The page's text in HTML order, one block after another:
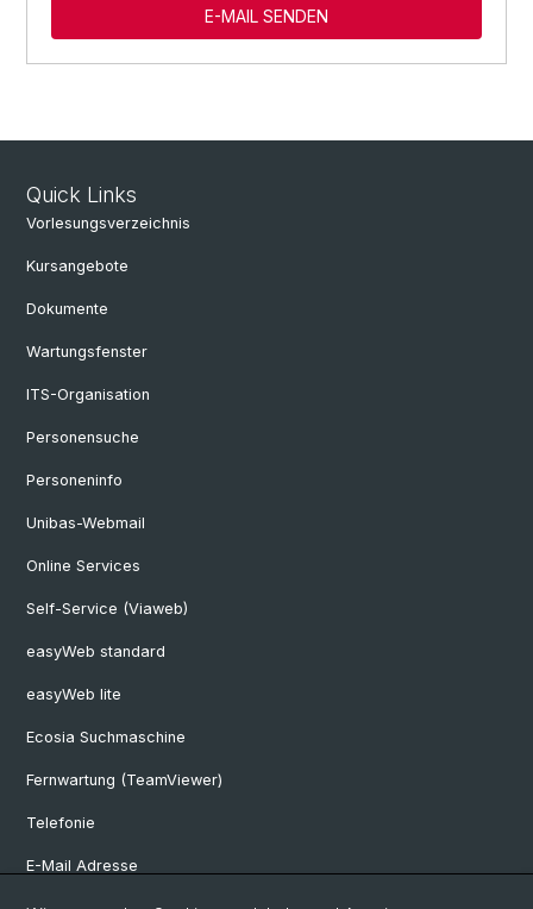
E-MAIL SENDEN
Quick Links
Vorlesungsverzeichnis
Kursangebote
Dokumente
Wartungsfenster
ITS-Organisation
Personensuche
Personeninfo
Unibas-Webmail
Online Services
Self-Service (Viaweb)
easyWeb standard
easyWeb lite
Ecosia Suchmaschine
Fernwartung (TeamViewer)
Telefonie
E-Mail Adresse